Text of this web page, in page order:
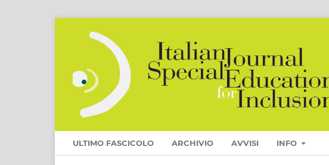
ULTIMO FASCICOLO ARCHIVIO AVVISI INFO